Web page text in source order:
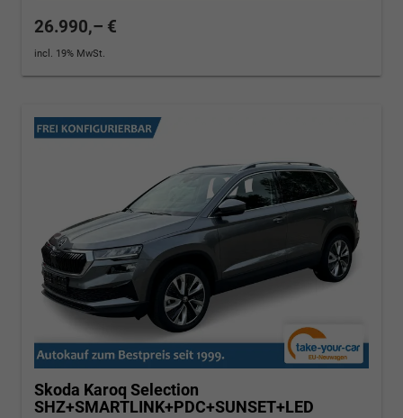
26.990,– €
incl. 19% MwSt.
Skoda Karoq Selection
SHZ+SMARTLINK+PDC+SUNSET+LED